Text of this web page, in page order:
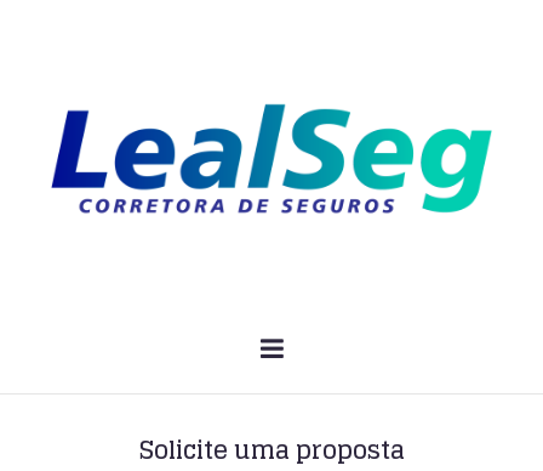
Solicite uma proposta